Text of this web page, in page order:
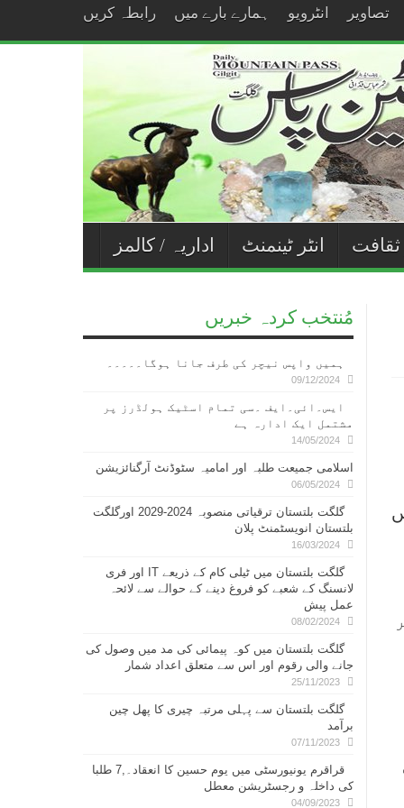
رابطہ کریں ہمارے بارے میں انٹرویو تصاویر
ثقافت انٹر ٹینمنٹ اداریہ / کالمز
مُنتخب کردہ خبریں
ہمیں واپس نیچر کی طرف جانا ہوگا۔۔۔۔۔
09/12/2024
ایس۔ائی۔ایف ۔سی تمام اسٹیک ہولڈرز پر
مشتمل ایک ادارہ ہے
14/05/2024
اسلامی جمیعت طلبہ اور امامیہ سٹوڈنٹ آرگنائزیشن
06/05/2024
گلگت بلتستان ترقیاتی منصوبہ 2024-2029 اورگلگت
بلتستان انویسٹمنٹ پلان
16/03/2024
گلگت بلتستان میں ٹیلی کام کے ذریعے IT اور فری
لانسنگ کے شعبے کو فروغ دینے کے حوالے سے لائحہ
عمل پیش
08/02/2024
گلگت بلتستان میں کوہ پیمائی کی مد میں وصول کی
جانے والی رقوم اور اس سے متعلق اعداد شمار
25/11/2023
گلگت بلتستان سے پہلی مرتبہ چیری کا پھل چین
برآمد
07/11/2023
قراقرم یونیورسٹی میں یوم حسین کا انعقاد۔,7 طلبا
کی داخلہ و رجسٹریشن معطل
04/09/2023